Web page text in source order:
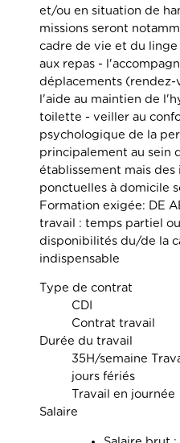
et/ou en situation de
missions seront
cadre de vie et du linge
aux repas -
déplacements (rendez-
l'aide au maintien de
toilette - veiller au
psychologique de la
principalement au sein
établissement mais
ponctuelles à domicile
Formation exigée: DE
travail : temps partiel
disponibilités du/de la
indispensable
Type de contrat
CDI
Contrat travail
Durée du travail
35H/semaine
jours fériés
Travail en journée
Salaire